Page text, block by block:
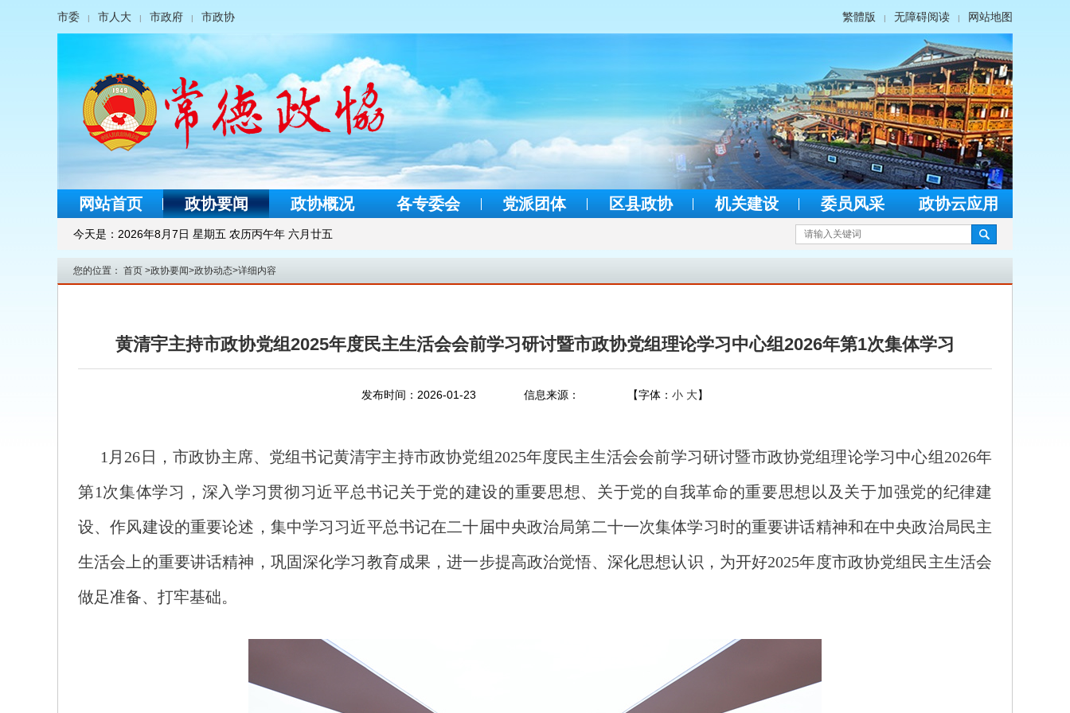
市委 | 市人大 | 市政府 | 市政协 繁體版 | 无障碍阅读 | 网站地图
网站首页 政协要闻 政协概况 各专委会 党派团体 区县政协 机关建设 委员风采 政协云应用
今天是： 2026年8月7日 星期五 农历丙午年 六月廿五
您的位置： 首页 >政协要闻>政协动态>详细内容
黄清宇主持市政协党组2025年度民主生活会会前学习研讨暨市政协党组理论学习中心组2026年第1次集体学习
发布时间：2026-01-23 信息来源： 【字体： 小 大】
1月26日，市政协主席、党组书记黄清宇主持市政协党组2025年度民主生活会会前学习研讨暨市政协党组理论学习中心组2026年
第1次集体学习，深入学习贯彻习近平总书记关于党的建设的重要思想、关于党的自我革命的重要思想以及关于加强党的纪律建
设、作风建设的重要论述，集中学习习近平总书记在二十届中央政治局第二十一次集体学习时的重要讲话精神和在中央政治局民主
生活会上的重要讲话精神，巩固深化学习教育成果，进一步提高政治觉悟、深化思想认识，为开好2025年度市政协党组民主生活会
做足准备、打牢基础。